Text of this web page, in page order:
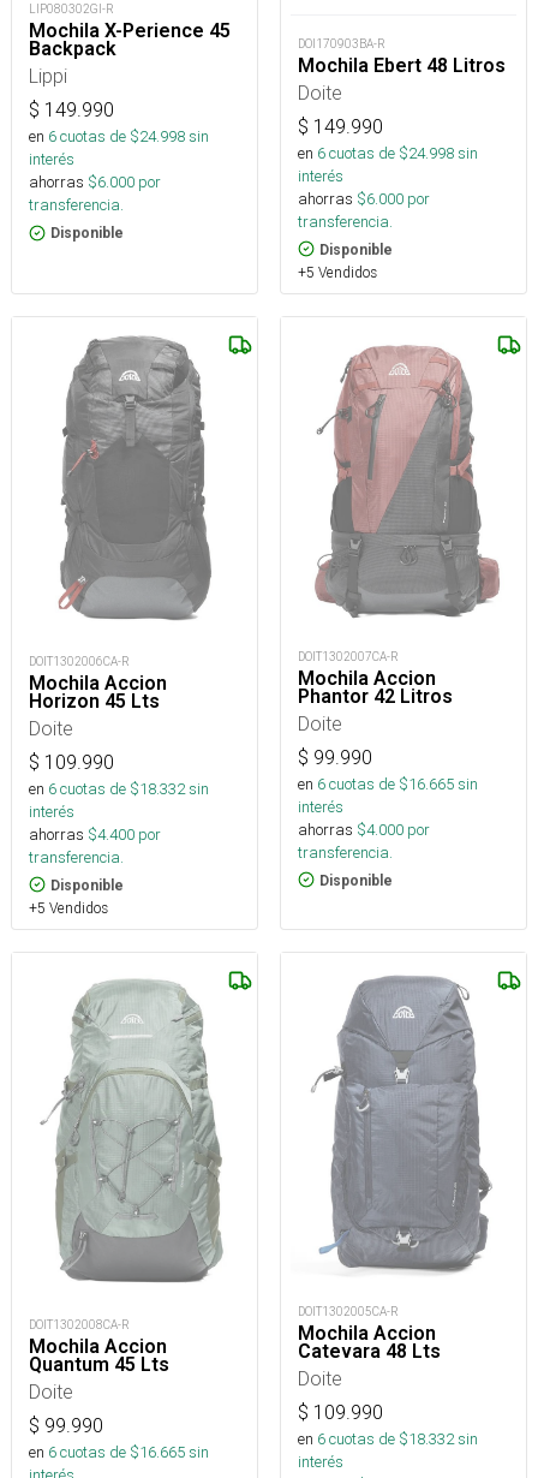
LIP080302GI-R
Mochila X-Perience 45
Backpack
Lippi
$ 149.990
en 6cuotas de $24.998sin
interés
ahorras $6.000 por
transferencia.
Disponible
DOI170903BA-R
Mochila Ebert 48 Litros
Doite
$ 149.990
en 6cuotas de $24.998sin
interés
ahorras $6.000 por
transferencia.
Disponible
+5 Vendidos
DOIT1302006CA-R
Mochila Accion
Horizon 45 Lts
Doite
$ 109.990
en 6cuotas de $18.332sin
interés
ahorras $4.400 por
transferencia.
Disponible
+5 Vendidos
DOIT1302007CA-R
Mochila Accion
Phantor 42 Litros
Doite
$ 99.990
en 6cuotas de $16.665sin
interés
ahorras $4.000 por
transferencia.
Disponible
DOIT1302008CA-R
Mochila Accion
Quantum 45 Lts
Doite
$ 99.990
en 6cuotas de $16.665sin
DOIT1302005CA-R
Mochila Accion
Catevara 48 Lts
Doite
$ 109.990
en 6cuotas de $18.332sin
interés